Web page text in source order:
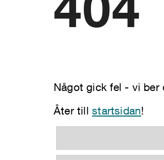
Något gick fel - vi ber
Åter tillstartsidan!